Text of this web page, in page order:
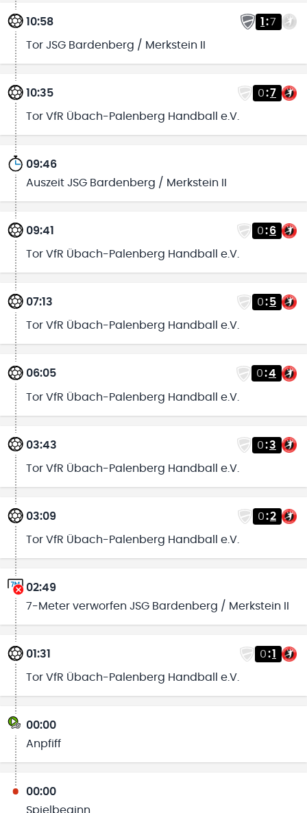
10:58 1 :7
Tor JSG Bardenberg / Merkstein II
10:35 0:7
Tor VfR Übach-Palenberg Handball e.V.
09:46
Auszeit JSG Bardenberg / Merkstein II
09:41 0:6
Tor VfR Übach-Palenberg Handball e.V.
07:13 0:5
Tor VfR Übach-Palenberg Handball e.V.
06:05 0:4
Tor VfR Übach-Palenberg Handball e.V.
03:43 0:3
Tor VfR Übach-Palenberg Handball e.V.
03:09 0:2
Tor VfR Übach-Palenberg Handball e.V.
02:49
7-Meter verworfen JSG Bardenberg / Merkstein II
01:31 0:1
Tor VfR Übach-Palenberg Handball e.V.
00:00
Anpfiff
00:00
Spielbeginn